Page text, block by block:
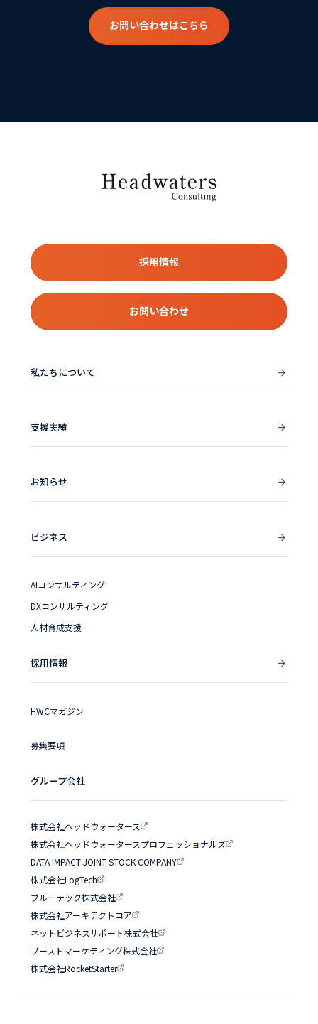
お問い合わせはこちら
私たちについて
支援実績
お知らせ
ビジネス
AIコンサルティング
DXコンサルティング
人材育成支援
採用情報
HWCマガジン
募集要項
グループ会社
株式会社ヘッドウォータース
株式会社ヘッドウォータースプロフェッショナルズ
DATA IMPACT JOINT STOCK COMPANY
株式会社LogTech
ブルーテック株式会社
株式会社アーキテクトコア
ネットビジネスサポート株式会社
ブーストマーケティング株式会社
株式会社RocketStarter
採用情報
お問い合わせ